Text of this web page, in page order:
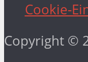
Cookie-
Copyright ©